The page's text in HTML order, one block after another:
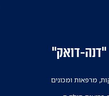
"דנה-דואק"
מרפאות ומכונים